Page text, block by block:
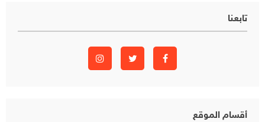
تابعنا
أقسام الموقع